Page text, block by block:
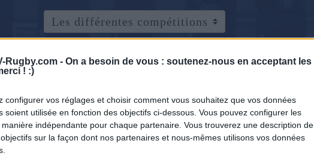
Rugby.com - On a besoin de vous : soutenez-nous en acceptant les
! :)
configurer vos réglages et choisir comment vous souhaitez que vos données
soient utilisée en fonction des objectifs ci-dessous. Vous pouvez configurer les
indépendante pour chaque partenaire. Vous trouverez une description de
sur la façon dont nos partenaires et nous-mêmes utilisons vos données